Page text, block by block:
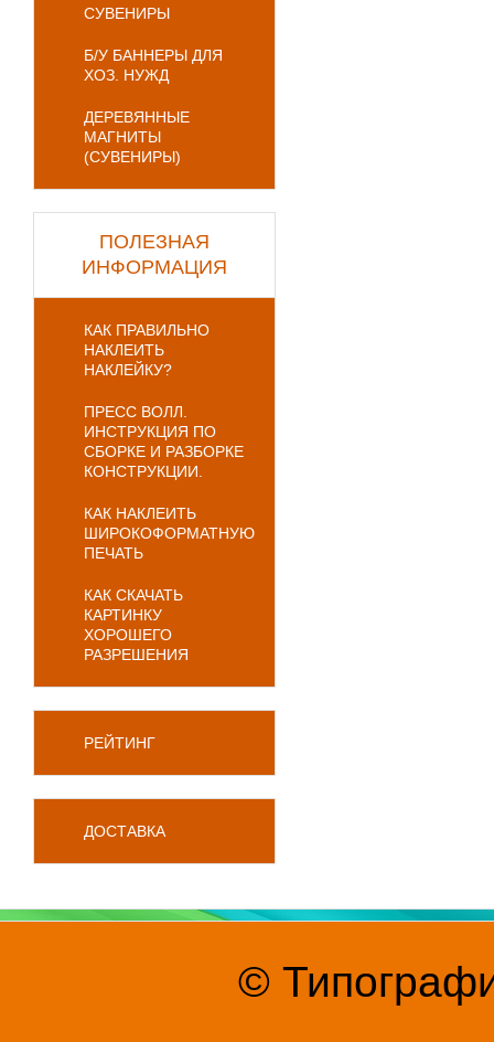
СУВЕНИРЫ
Б/У БАННЕРЫ ДЛЯ
ХОЗ. НУЖД
ДЕРЕВЯННЫЕ
МАГНИТЫ
(СУВЕНИРЫ)
ПОЛЕЗНАЯ
ИНФОРМАЦИЯ
КАК ПРАВИЛЬНО
НАКЛЕИТЬ
НАКЛЕЙКУ?
ПРЕСС ВОЛЛ.
ИНСТРУКЦИЯ ПО
СБОРКЕ И РАЗБОРКЕ
КОНСТРУКЦИИ.
КАК НАКЛЕИТЬ
ШИРОКОФОРМАТНУЮ
ПЕЧАТЬ
КАК СКАЧАТЬ
КАРТИНКУ
ХОРОШЕГО
РАЗРЕШЕНИЯ
РЕЙТИНГ
ДОСТАВКА
©